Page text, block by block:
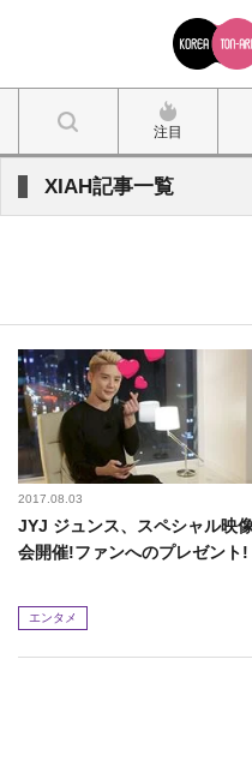
注目
XIAH記事一覧
2017.08.03
JYJ ジュンス、スペシャル映像
会開催!ファンへのプレゼント!
エンタメ